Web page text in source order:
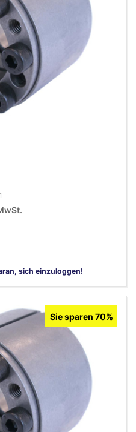
sich einzuloggen!
Sie sparen 70%